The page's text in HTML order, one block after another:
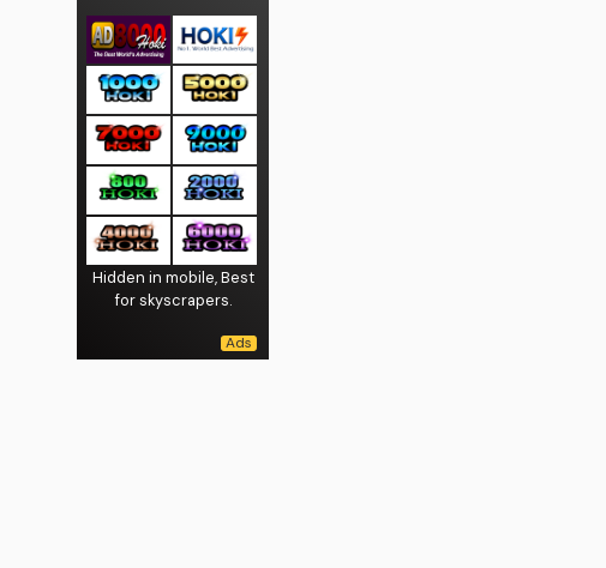
Hidden in mobile, Best
for skyscrapers.